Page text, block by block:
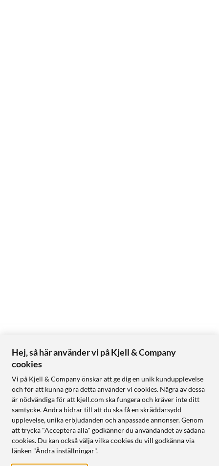
Hej, så här använder vi på Kjell & Company
cookies
Vi på Kjell & Company önskar att ge dig en unik kundupplevelse
och för att kunna göra detta använder vi cookies. Några av dessa
är nödvändiga för att kjell.com ska fungera och kräver inte ditt
samtycke. Andra bidrar till att du ska få en skräddarsydd
upplevelse, unika erbjudanden och anpassade annonser. Genom
att trycka "Acceptera alla" godkänner du användandet av sådana
cookies. Du kan också välja vilka cookies du vill godkänna via
länken "Ändra inställningar".